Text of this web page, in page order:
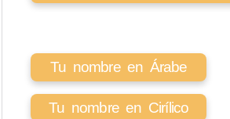
Tu nombre en Árabe
Tu nombre en Cirílico